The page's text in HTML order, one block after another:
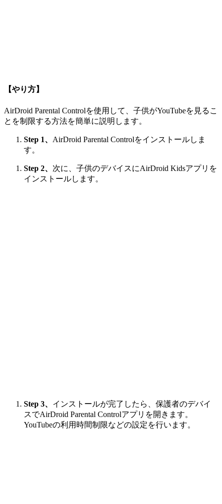
【やり方】
AirDroid Parental Controlを使用して、子供がYouTubeを見るこ
とを制限する方法を簡単に説明します。
Step 1、 AirDroid Parental Controlをインストールしま
す。
Step 2、 次に、子供のデバイスにAirDroid Kidsアプリを
インストールします。
Step 3、 インストールが完了したら、保護者のデバイ
スでAirDroid Parental Controlアプリを開きます。
YouTubeの利用時間制限などの設定を行います。